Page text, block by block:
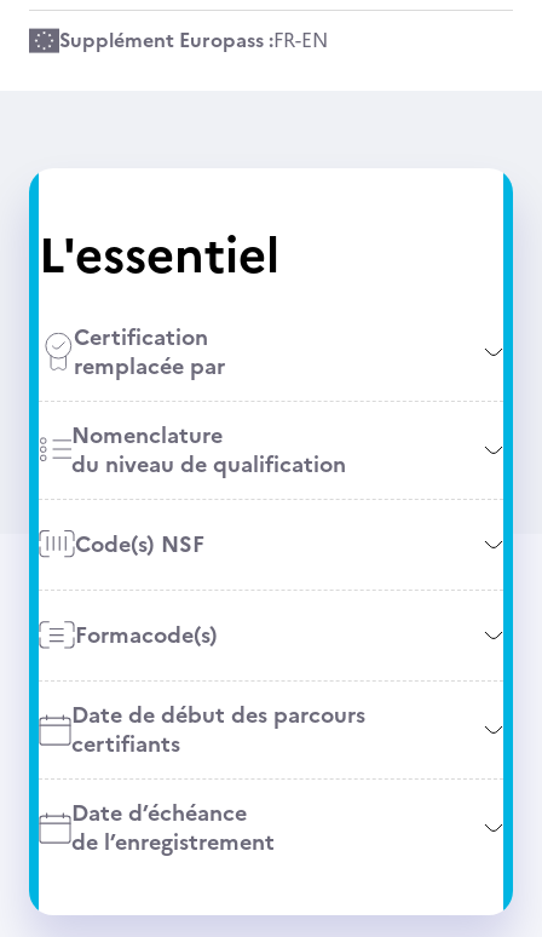
Supplément Europass :FR-EN
L'essentiel
Certification
remplacée par
Nomenclature
du niveau de qualification
Code(s) NSF
Formacode(s)
Date de début des parcours
certifiants
Date d’échéance
de l’enregistrement